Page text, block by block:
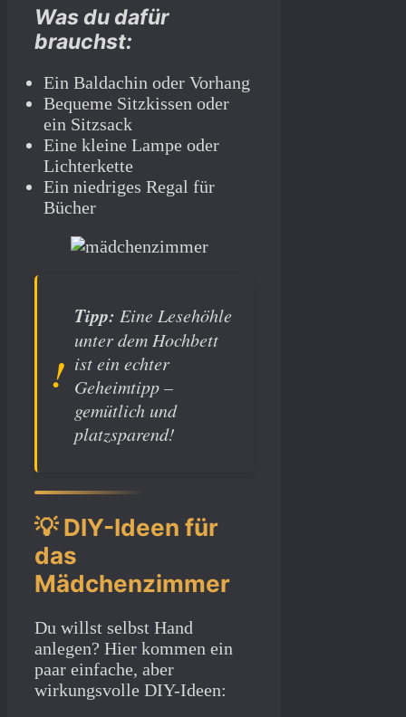
Was du dafür
brauchst:
Ein Baldachin oder Vorhang
Bequeme Sitzkissen oder
ein Sitzsack
Eine kleine Lampe oder
Lichterkette
Ein niedriges Regal für
Bücher
Tipp: Eine Lesehöhle
unter dem Hochbett
ist ein echter
Geheimtipp –
gemütlich und
platzsparend!
💡 DIY-Ideen für
das
Mädchenzimmer
Du willst selbst Hand
anlegen? Hier kommen ein
paar einfache, aber
wirkungsvolle DIY-Ideen: